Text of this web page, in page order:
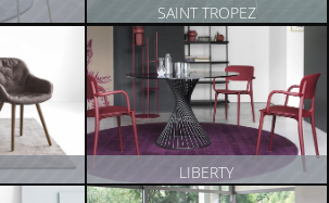
SAINT TROPEZ
ZOBACZ PRODUKT
LIBERTY